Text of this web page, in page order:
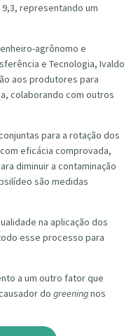
representando um
agrônomo e
e Tecnologia, Ivaldo
aos produtores para
colaborando com outros
para a rotação dos
eficácia comprovada,
diminuir a contaminação
são medidas
na aplicação dos
esse processo para
a um outro fator que
do greeningnos